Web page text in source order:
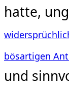
hatte,
bösartigen
und